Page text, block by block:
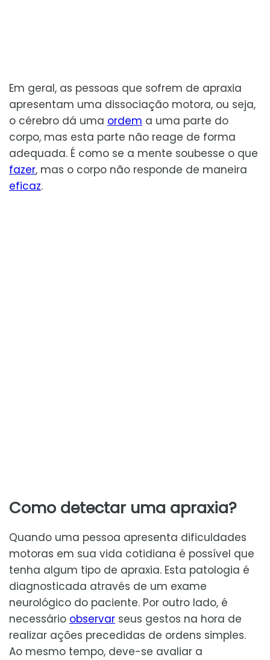
Em geral, as pessoas que sofrem de apraxia
apresentam uma dissociação motora, ou seja,
o cérebro dá uma ordem a uma parte do
corpo, mas esta parte não reage de forma
adequada. É como se a mente soubesse o que
fazer, mas o corpo não responde de maneira
eficaz.
Como detectar uma apraxia?
Quando uma pessoa apresenta dificuldades
motoras em sua vida cotidiana é possível que
tenha algum tipo de apraxia. Esta patologia é
diagnosticada através de um exame
neurológico do paciente. Por outro lado, é
necessário observar seus gestos na hora de
realizar ações precedidas de ordens simples.
Ao mesmo tempo, deve-se avaliar a